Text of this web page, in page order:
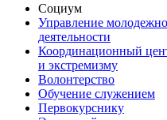
Социум
Управление
деятельности
Координационный
и экстремизму
Волонтерство
Обучение служением
Первокурснику